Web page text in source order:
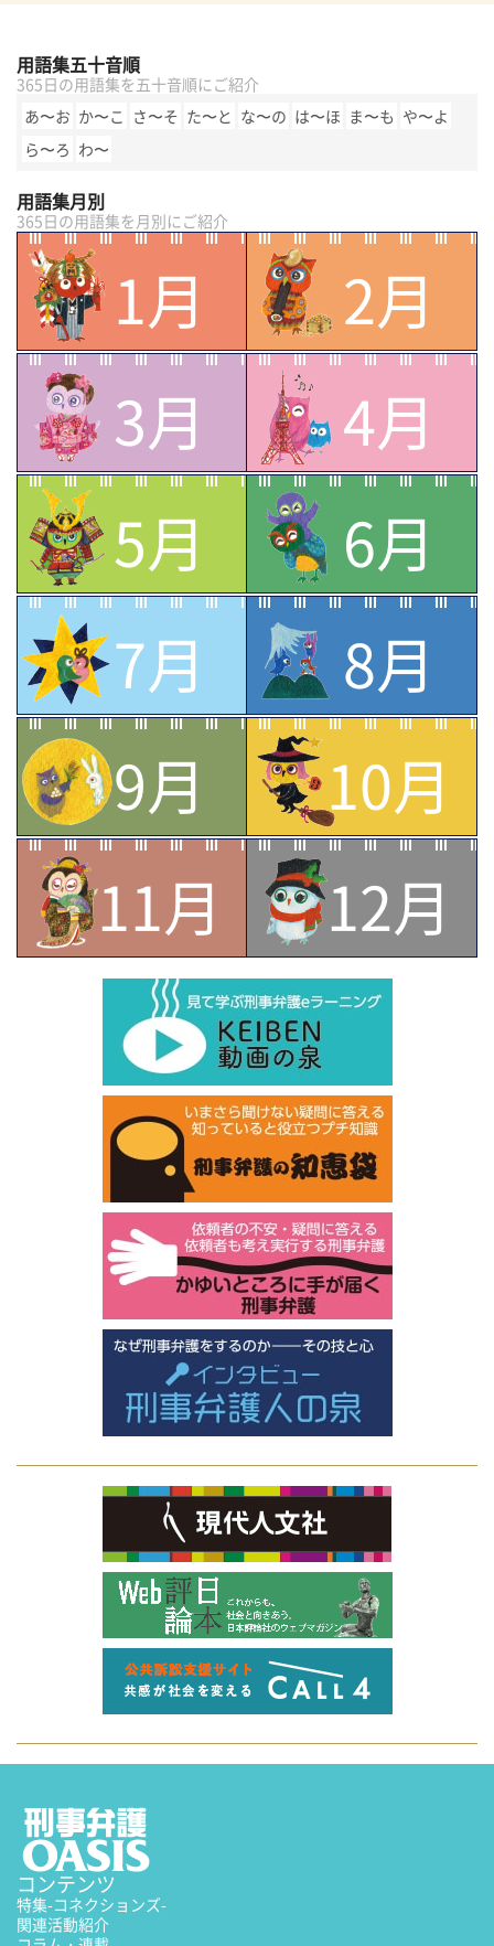
用語集五十音順
365日の用語集を五十音順にご紹介
あ〜お か〜こ さ〜そ た〜と な〜の は〜ほ ま〜も や〜よ
ら〜ろ わ〜
用語集月別
365日の用語集を月別にご紹介
1月
2月
3月
4月
5月
6月
7月
8月
9月
10月
11月
12月
コンテンツ
特集-コネクションズ-
関連活動紹介